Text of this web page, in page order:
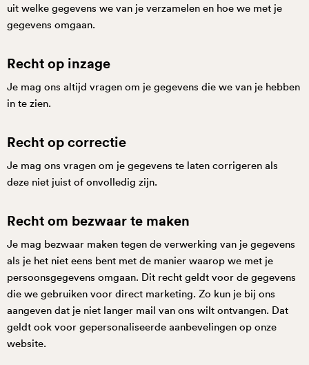
uit welke gegevens we van je verzamelen en hoe we met je
gegevens omgaan.
Recht op inzage
Je mag ons altijd vragen om je gegevens die we van je hebben
in te zien.
Recht op correctie
Je mag ons vragen om je gegevens te laten corrigeren als
deze niet juist of onvolledig zijn.
Recht om bezwaar te maken
Je mag bezwaar maken tegen de verwerking van je gegevens
als je het niet eens bent met de manier waarop we met je
persoonsgegevens omgaan. Dit recht geldt voor de gegevens
die we gebruiken voor direct marketing. Zo kun je bij ons
aangeven dat je niet langer mail van ons wilt ontvangen. Dat
geldt ook voor gepersonaliseerde aanbevelingen op onze
website.